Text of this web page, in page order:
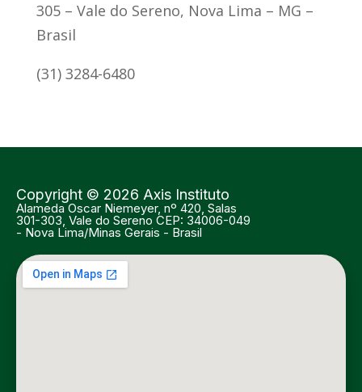
305 – Vale do Sereno, Nova Lima – MG –
Brasil
(31) 3284-6480
Copyright © 2026 Axis Instituto
Alameda Oscar Niemeyer, nº 420, Salas
301-303, Vale do Sereno CEP: 34006-049
- Nova Lima/Minas Gerais - Brasil